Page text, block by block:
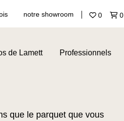
notre showroom 0 0
de Lamett Professionnels
que le parquet que vous